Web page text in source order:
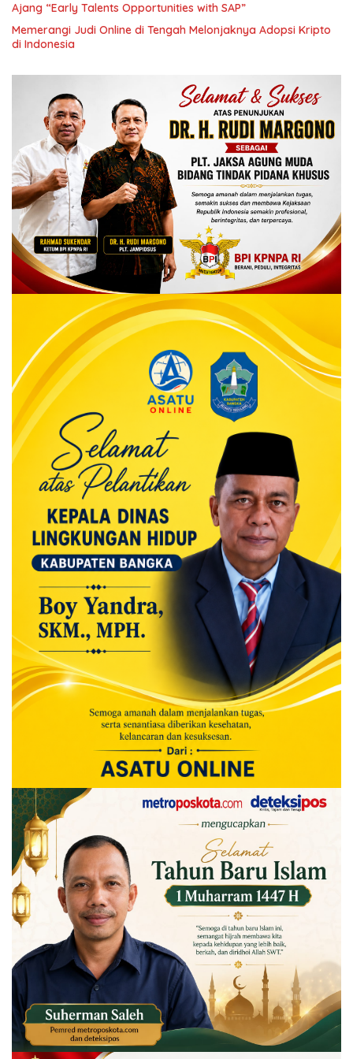
Ajang “Early Talents Opportunities with SAP”
Memerangi Judi Online di Tengah Melonjaknya Adopsi Kripto
di Indonesia